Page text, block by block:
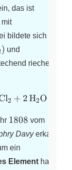
das ist
\right)
mit
bildete sich neben
) und
\right)riechende
X
2 + 2HX
2O
1808
1808 vom
Davyerkannt,
ein
Element handelt.